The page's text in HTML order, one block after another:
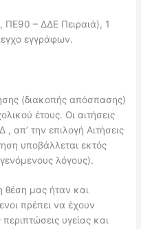
ΠΕ90 – ΔΔΕ Πειραιά), 1
εγγράφων.
(διακοπής απόσπασης)
έτους. Οι αιτήσεις
την επιλογή Αιτήσεις
υποβάλλεται εκτός
λόγους).
θέση μας ήταν και
πρέπει να έχουν
υγείας και